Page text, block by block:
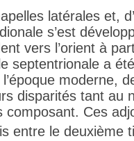
latérales et,
s’est
vers l’orient à
septentrionale a
moderne,
disparités tant au
composant. Ces
entre le deuxième